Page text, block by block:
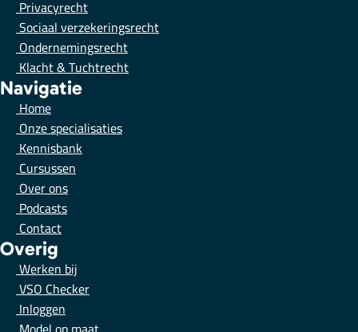
Privacyrecht
Sociaal verzekeringsrecht
Ondernemingsrecht
Klacht & Tuchtrecht
Navigatie
Home
Onze specialisaties
Kennisbank
Cursussen
Over ons
Podcasts
Contact
Overig
Werken bij
VSO Checker
Inloggen